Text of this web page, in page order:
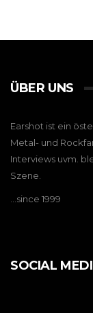
ÜBER UNS
Earshot ist ein
Metal- und
Interviews uvm.
Szene.
…since 1999
SOCIAL